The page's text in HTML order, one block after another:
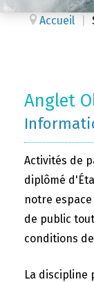
Accueil
Anglet
Activités de
diplômé
notre
de public
conditions
La discipline